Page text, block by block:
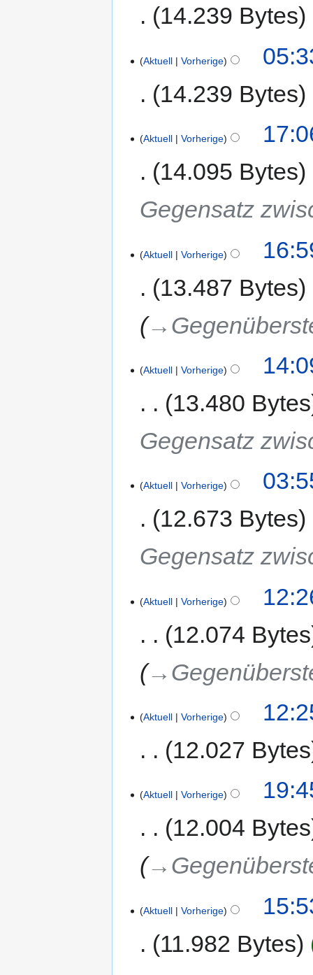
14.239 Bytes
Aktuell Vorherige
14.239 Bytes
Aktuell Vorherige
14.095 Bytes
Gegensatz
Aktuell Vorherige
13.487 Bytes
Aktuell Vorherige
13.480 Bytes
Gegensatz
Aktuell Vorherige
12.673 Bytes
Gegensatz
Aktuell Vorherige
12.074 Bytes
Aktuell Vorherige
12.027 Bytes
Aktuell Vorherige
12.004 Bytes
Aktuell Vorherige
11.982 Bytes